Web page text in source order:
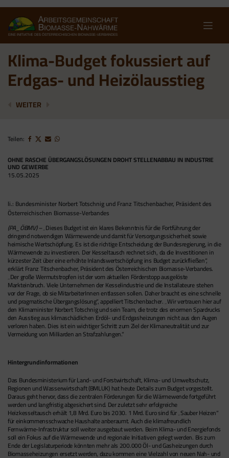
content
Klima-Budget fokussiert auf
Erdgas- und Heizölausstieg
77.000 FOSSILE KESSEL ERSETZT UND 3,5
WEITER
Teilen:
OHNE RASCHE ÜBERGANGSLÖSUNGEN DROHT STELLENABBAU IN INDUSTRIE
UND GEWERBE
15.05.2025
li.: Bundesminister Norbert Totschnig und Franz Titschenbacher, Präsident des
Österreichischen Biomasse-Verbandes
(PA_ÖBMV) –„Dieses Budget ist ein klares Bekenntnis für die Fortführung der
dringend notwendigen Wärmewende und damit für Versorgungssicherheit sowie
heimische Wertschöpfung. Es ist die richtige Entscheidung der Bundesregierung, in die
Wärmewende zu investieren. Der Kesseltausch rechnet sich, da die Investitionen in
kürzester Zeit über eine erhöhte Inlandswertschöpfung ins Budget zurückfließen“,
erklärt Franz Titschenbacher, Präsident des Österreichischen Biomasse-Verbandes.
„Der große Wermutstropfen ist der vom aktuellen Förderstopp ausgelöste
Markteinbruch. Viele Unternehmen der Kesselindustrie und die Installateure stehen
vor der Frage, ob sie MitarbeiterInnen entlassen sollen. Daher braucht es eine schnelle
und pragmatische Übergangslösung“, appelliert Titschenbacher. „Wir vertrauen hier auf
den Klimaminister Norbert Totschnig und sein Team, die trotz des enormen Spardrucks
den Ausstieg aus klimaschädlichen Erdöl- und Erdgasheizungen nicht aus den Augen
verloren haben. Dies ist ein wichtiger Schritt zum Ziel der Klimaneutralität und zur
Vermeidung von Milliarden an Strafzahlungen.“
Hintergrundinformationen
Das Bundesministerium für Land- und Forstwirtschaft, Klima- und Umweltschutz,
Regionen und Wasserwirtschaft (BMLUK) hat heute Details zum Budget vorgestellt.
Daraus geht hervor, dass die zentralen Förderungen für die Wärmewende fortgeführt
werden und langfristig abgesichert sind. Der zuletzt sehr erfolgreiche
Heizkesseltausch erhält 1,8 Mrd. Euro bis 2030. 1 Mrd. Euro sind für „Sauber Heizen“
für einkommensschwache Haushalte anberaumt. Auch die klimafreundlich
Fernwärme-Infrastruktur soll weiter ausgebaut werden. Beim Klima- und Energiefonds
soll ein Fokus auf die Wärmewende und regionale Initiativen gelegt werden. Bis zum
Ende der Legislaturperiode könnten mehr als 200.000 Öl- und Gasheizungen durch
Biomasseheizungen ersetzt werden, dazu kommen eine Vielzahl von neuen Nah- und